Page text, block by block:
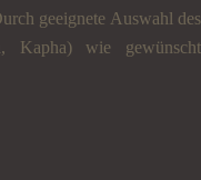
geeignete Auswahl des
Kapha) wie gewünscht